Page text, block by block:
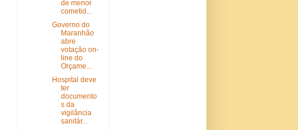
de menor
cometid...
Governo do
Maranhão
abre
votação on-
line do
Orçame...
Hospital deve
ter
documento
s da
vigilância
sanitár...